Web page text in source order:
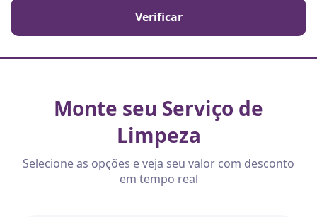
Verificar
Monte seu Serviço de
Limpeza
Selecione as opções e veja seu valor com desconto
em tempo real